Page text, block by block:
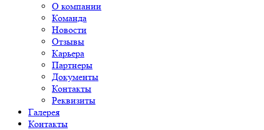
О компании
Команда
Новости
Отзывы
Карьера
Партнеры
Документы
Контакты
Реквизиты
Галерея
Контакты